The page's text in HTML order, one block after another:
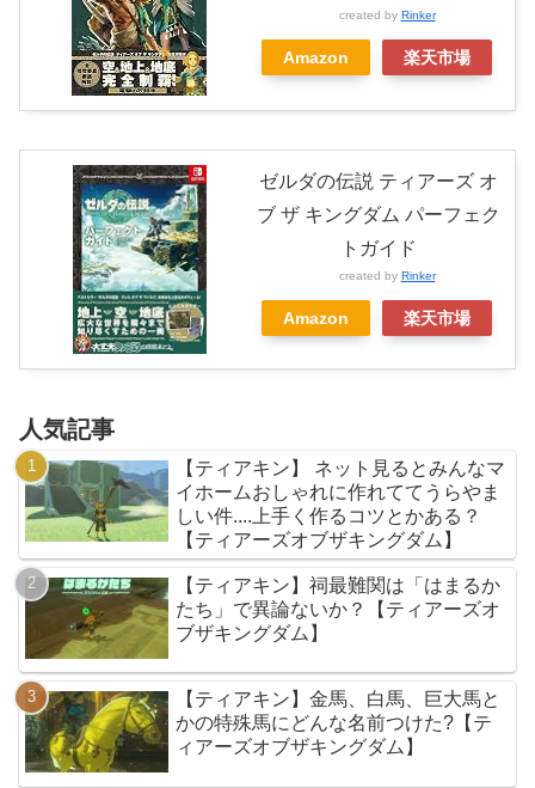
created by Rinker
Amazon 楽天市場
ゼルダの伝説 ティアーズ オ
ブ ザ キングダム パーフェク
トガイド
created by Rinker
Amazon 楽天市場
人気記事
【ティアキン】 ネット見るとみんなマ
イホームおしゃれに作れててうらやま
しい件....上手く作るコツとかある？
【ティアーズオブザキングダム】
【ティアキン】祠最難関は「はまるか
たち」で異論ないか？【ティアーズオ
ブザキングダム】
【ティアキン】金馬、白馬、巨大馬と
かの特殊馬にどんな名前つけた?【テ
ィアーズオブザキングダム】